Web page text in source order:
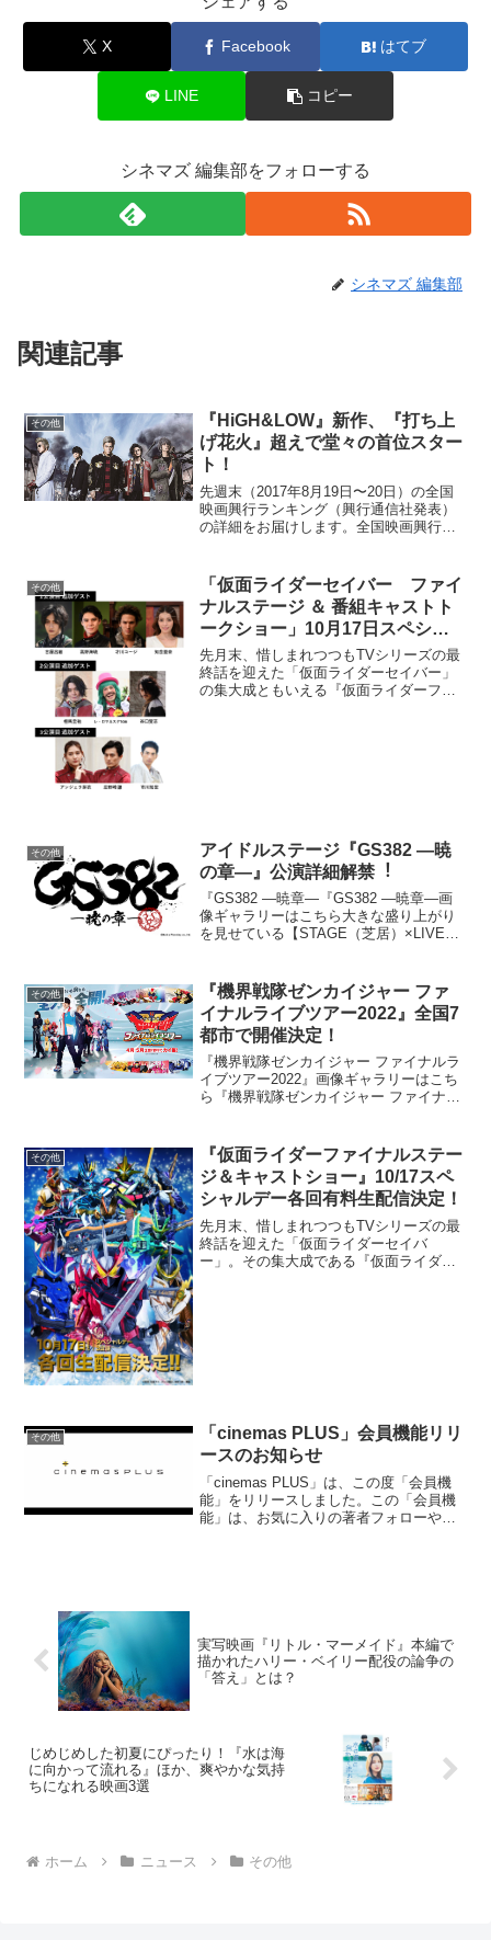
X Facebook はてブ
LINE コピー
シネマズ 編集部をフォローする
シネマズ 編集部
関連記事
その他
『HiGH&LOW』新作、『打ち上
げ花火』超えで堂々の首位スター
ト！
先週末（2017年8月19日〜20日）の全国
映画興行ランキング（興行通信社発表）
の詳細をお届けします。全国映画興行ラ
グルーのミニオン大脱...
その他
「仮面ライダーセイバー ファイ
ナルステージ ＆ 番組キャストト
ークショー」10月17日スペシャ
ルデーの追加ゲスト続々決定！
先月末、惜しまれつつもTVシリーズの最
終話を迎えた「仮面ライダーセイバー」
の集大成ともいえる『仮面ライダーファ
その他
アイドルステージ『GS382 ―暁
の章―』公演詳細解禁︕
『GS382 ―暁章―『GS382 ―暁章―画
像ギャラリーはこちら⼤きな盛り上がり
を⾒せている【STAGE（芝居）×LIVE】
ズ。2021年12⽉の上演を発表していたフ
ァ...
その他
『機界戦隊ゼンカイジャー ファ
イナルライブツアー2022』全国7
都市で開催決定！
『機界戦隊ゼンカイジャー ファイナルラ
イブツアー2022』画像ギャラリーはこち
ら『機界戦隊ゼンカイジャー ファイナル
イベント。第1部のヒーローショー「機界
戦隊ゼ...
その他
『仮面ライダーファイナルステー
ジ＆キャストショー』10/17スペ
シャルデー各回有料生配信決定！
先月末、惜しまれつつもTVシリーズの最
終話を迎えた「仮面ライダーセイバ
ー」。その集大成である『仮面ライダー
その他
「cinemas PLUS」会員機能リリ
ースのお知らせ
「cinemas PLUS」は、この度「会員機
能」をリリースしました。この「会員機
能」は、お気に入りの著者フォローや記
実写映画『リトル・マーメイド』本編で
描かれたハリー・ベイリー配役の論争の
「答え」とは？
じめじめした初夏にぴったり！『水は海
に向かって流れる』ほか、爽やかな気持
ちになれる映画3選
ホーム ニュース その他